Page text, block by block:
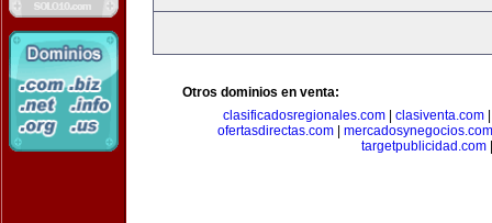
Otros dominios en venta:
clasificadosregionales.com| clasiventa.com
ofertasdirectas.com
mercadosynegocios.com
targetpublicidad.com